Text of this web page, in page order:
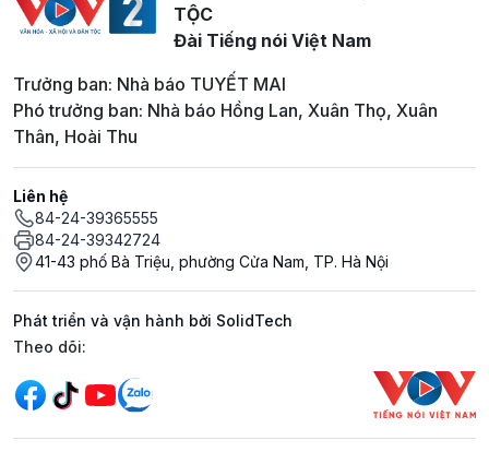
TỘC
Đài Tiếng nói Việt Nam
Trưởng ban: Nhà báo TUYẾT MAI
Phó trưởng ban: Nhà báo Hồng Lan, Xuân Thọ, Xuân
Thân, Hoài Thu
Liên hệ
84-24-39365555
84-24-39342724
41-43 phố Bà Triệu, phường Cửa Nam, TP. Hà Nội
Phát triển và vận hành bởi SolidTech
Mạng xã hội
Theo dõi: